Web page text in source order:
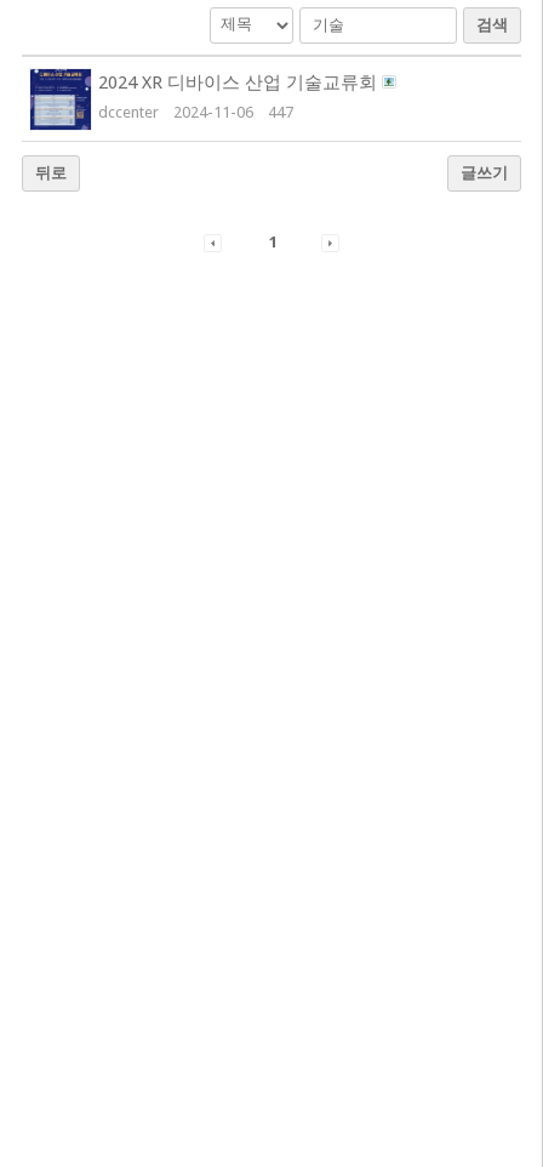
검색
2024 XR 디바이스 산업 기술교류회
dccenter 2024-11-06 447
뒤로 글쓰기
1